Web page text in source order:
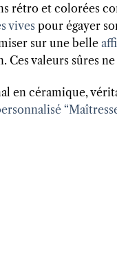
rétro et colorées
vivespour égayer
sur une belle
Ces valeurs sûres
en céramique,